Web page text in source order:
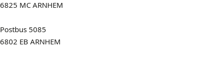
6825 MC ARNHEM
Postbus 5085
6802 EB ARNHEM